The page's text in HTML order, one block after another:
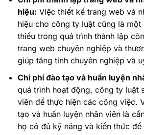
hiệu: Việc thiết kế trang web và
hiệu cho công ty luật cũng là
thiếu trong quá trình thành lập
trang web chuyên nghiệp và
giúp tăng tính chuyên nghiệp và
Chi phí đào tạo và huấn luyện
quá trình hoạt động, công ty luật
viên để thực hiện các công việc.
tạo và huấn luyện nhân viên là
họ có đủ kỹ năng và kiến thức để